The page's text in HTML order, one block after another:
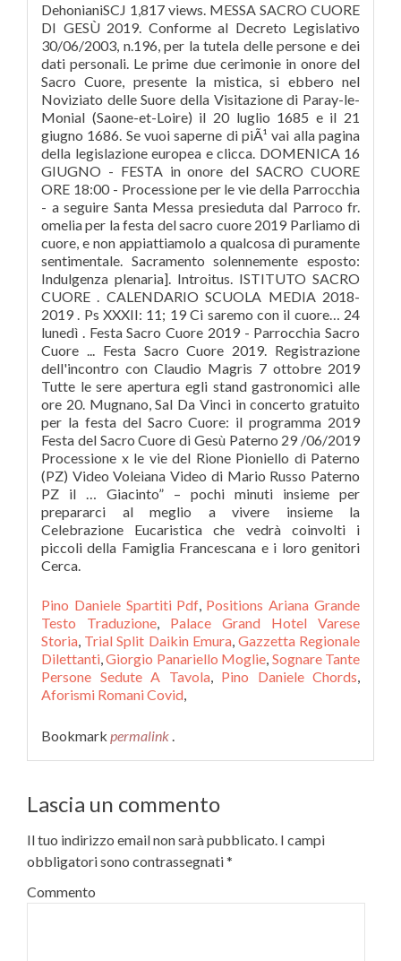
DehonianiSCJ 1,817 views. MESSA SACRO CUORE
DI GESÙ 2019. Conforme al Decreto Legislativo
30/06/2003, n.196, per la tutela delle persone e dei
dati personali. Le prime due cerimonie in onore del
Sacro Cuore, presente la mistica, si ebbero nel
Noviziato delle Suore della Visitazione di Paray-le-
Monial (Saone-et-Loire) il 20 luglio 1685 e il 21
giugno 1686. Se vuoi saperne di piÃ¹ vai alla pagina
della legislazione europea e clicca. DOMENICA 16
GIUGNO - FESTA in onore del SACRO CUORE
ORE 18:00 - Processione per le vie della Parrocchia
- a seguire Santa Messa presieduta dal Parroco fr.
omelia per la festa del sacro cuore 2019 Parliamo di
cuore, e non appiattiamolo a qualcosa di puramente
sentimentale. Sacramento solennemente esposto:
Indulgenza plenaria]. Introitus. ISTITUTO SACRO
CUORE . CALENDARIO SCUOLA MEDIA 2018-
2019 . Ps XXXII: 11; 19 Ci saremo con il cuore… 24
lunedì . Festa Sacro Cuore 2019 - Parrocchia Sacro
Cuore ... Festa Sacro Cuore 2019. Registrazione
dell'incontro con Claudio Magris 7 ottobre 2019
Tutte le sere apertura egli stand gastronomici alle
ore 20. Mugnano, Sal Da Vinci in concerto gratuito
per la festa del Sacro Cuore: il programma 2019
Festa del Sacro Cuore di Gesù Paterno 29 /06/2019
Processione x le vie del Rione Pioniello di Paterno
(PZ) Video Voleiana Video di Mario Russo Paterno
PZ il … Giacinto” – pochi minuti insieme per
prepararci al meglio a vivere insieme la
Celebrazione Eucaristica che vedrà coinvolti i
piccoli della Famiglia Francescana e i loro genitori
Cerca.
Pino Daniele Spartiti Pdf, Positions Ariana Grande
Testo Traduzione, Palace Grand Hotel Varese
Storia, Trial Split Daikin Emura, Gazzetta Regionale
Dilettanti,Giorgio Panariello Moglie, Sognare Tante
Persone Sedute A Tavola, Pino Daniele Chords,
Aforismi Romani Covid,
Bookmark permalink .
Lascia un commento
Il tuo indirizzo email non sarà pubblicato. I campi
obbligatori sono contrassegnati*
Commento